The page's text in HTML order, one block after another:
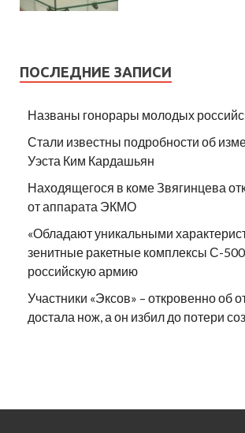
ПОСЛЕДНИЕ ЗАПИСИ
Названы гонорары молодых
Стали известны подробности об
Уэста Ким Кардашьян
Находящегося в коме Звягинцева
от аппарата ЭКМО
«Обладают уникальными
зенитные ракетные комплексы С-
российскую армию
Участники «Эксов» – откровенно об
достала нож, а он избил до потери